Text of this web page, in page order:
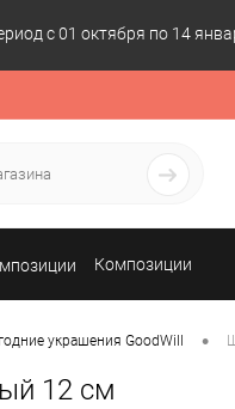
с 01 октября по 14
Композиции
украшения GoodWill •
12 см